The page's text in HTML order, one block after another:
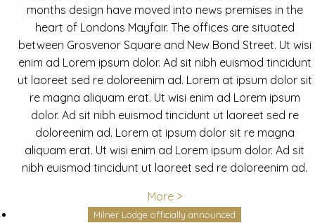
months design have moved into news premises in the
heart of Londons Mayfair. The offices are situated
between Grosvenor Square and New Bond Street. Ut wisi
enim ad Lorem ipsum dolor. Ad sit nibh euismod tincidunt
ut laoreet sed re doloreenim ad. Lorem at ipsum dolor sit
re magna aliquam erat. Ut wisi enim ad Lorem ipsum
dolor. Ad sit nibh euismod tincidunt ut laoreet sed re
doloreenim ad. Lorem at ipsum dolor sit re magna
aliquam erat. Ut wisi enim ad Lorem ipsum dolor. Ad sit
nibh euismod tincidunt ut laoreet sed re doloreenim ad.
More >
Milner Lodge officially announced